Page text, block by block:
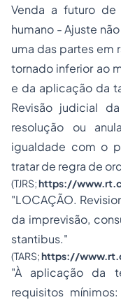
Venda a futuro
humano - Ajuste
uma das partes em
tornado inferior ao
e da aplicação da
Revisão judicial
resolução ou
igualdade com o
tratar de regra de
(TJRS;https://
"LOCAÇÃO.
da imprevisão,
stantibus."
(TARS;https://
"À aplicação da
requisitos